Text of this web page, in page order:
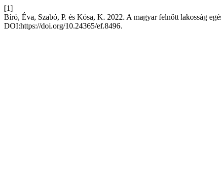
[1]
Bíró, Éva, Szabó, P. és Kósa, K. 2022. A magyar felnőtt lakosság
DOI:https://doi.org/10.24365/ef.8496.